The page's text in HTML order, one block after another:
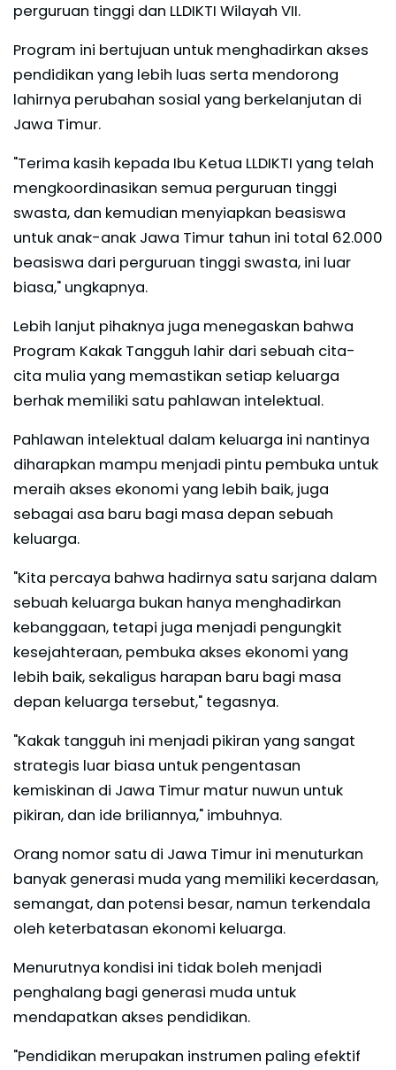
perguruan tinggi dan LLDIKTI Wilayah VII.
Program ini bertujuan untuk menghadirkan akses
pendidikan yang lebih luas serta mendorong
lahirnya perubahan sosial yang berkelanjutan di
Jawa Timur.
"Terima kasih kepada Ibu Ketua LLDIKTI yang telah
mengkoordinasikan semua perguruan tinggi
swasta, dan kemudian menyiapkan beasiswa
untuk anak-anak Jawa Timur tahun ini total 62.000
beasiswa dari perguruan tinggi swasta, ini luar
biasa," ungkapnya.
Lebih lanjut pihaknya juga menegaskan bahwa
Program Kakak Tangguh lahir dari sebuah cita-
cita mulia yang memastikan setiap keluarga
berhak memiliki satu pahlawan intelektual.
Pahlawan intelektual dalam keluarga ini nantinya
diharapkan mampu menjadi pintu pembuka untuk
meraih akses ekonomi yang lebih baik, juga
sebagai asa baru bagi masa depan sebuah
keluarga.
"Kita percaya bahwa hadirnya satu sarjana dalam
sebuah keluarga bukan hanya menghadirkan
kebanggaan, tetapi juga menjadi pengungkit
kesejahteraan, pembuka akses ekonomi yang
lebih baik, sekaligus harapan baru bagi masa
depan keluarga tersebut," tegasnya.
"Kakak tangguh ini menjadi pikiran yang sangat
strategis luar biasa untuk pengentasan
kemiskinan di Jawa Timur matur nuwun untuk
pikiran, dan ide briliannya," imbuhnya.
Orang nomor satu di Jawa Timur ini menuturkan
banyak generasi muda yang memiliki kecerdasan,
semangat, dan potensi besar, namun terkendala
oleh keterbatasan ekonomi keluarga.
Menurutnya kondisi ini tidak boleh menjadi
penghalang bagi generasi muda untuk
mendapatkan akses pendidikan.
"Pendidikan merupakan instrumen paling efektif